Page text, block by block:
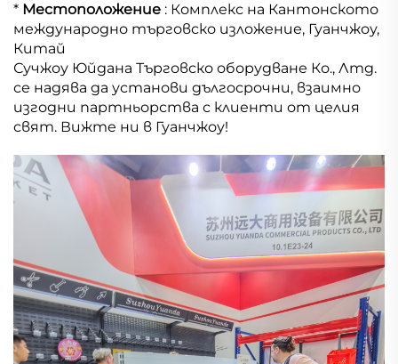
* Местоположение : Комплекс на Кантонското
международно търговско изложение, Гуанчжоу,
Китай
Сучжоу Юйдана Търговско оборудване Ко., Лтд.
се надява да установи дългосрочни, взаимно
изгодни партньорства с клиенти от целия
свят. Вижте ни в Гуанчжоу!